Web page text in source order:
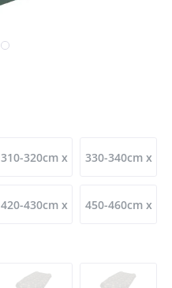
310-320cm x 330-340cm x
420-430cm x 450-460cm x